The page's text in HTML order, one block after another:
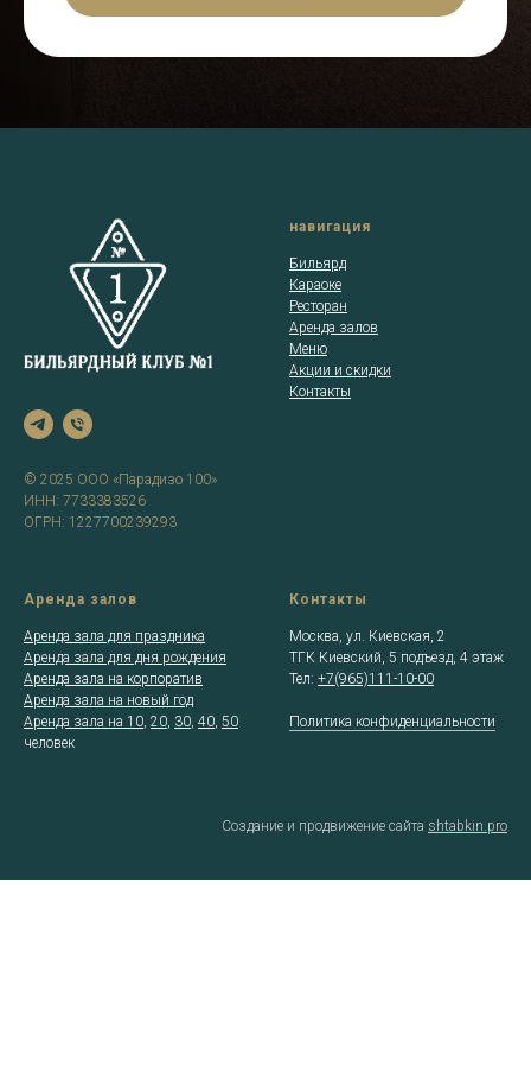
© 2025 ООО «Парадизо 100»
ИНН: 7733383526
ОГРН: 1227700239293
навигация
Бильярд
Караоке
Ресторан
Аренда залов
Меню
Акции и скидки
Контакты
Аренда залов
Аренда зала для праздника
Аренда зала для дня рождения
Аренда зала на корпоратив
Аренда зала на новый год
Аренда зала на 10 20 30 40 50
человек
Контакты
Москва, ул. Киевская, 2
ТГК Киевский, 5 подъезд, 4 этаж
Тел: +7(965)111-10-00
Политика конфиденциальности
Создание и продвижение сайта shtabkin.pro